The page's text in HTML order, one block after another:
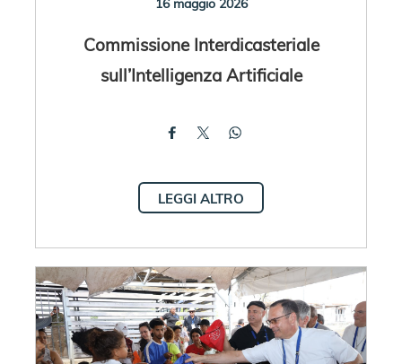
Commissione Interdicasteriale
sull’Intelligenza Artificiale
LEGGI ALTRO